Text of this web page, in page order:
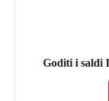
Goditi i saldi